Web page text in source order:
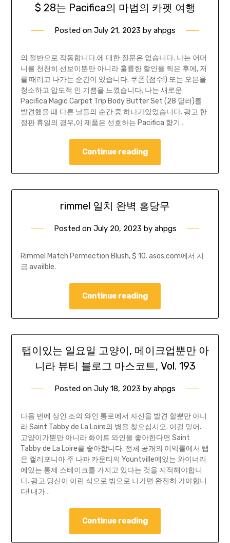
$ 28는 Pacifica의 마법의 카펫 여행
Posted on July 21, 2023 by ahpgs
의 절반으로 작동합니다.에 대한 질문은 없습니다. 나는 어머
니를 천천히 선보이뿐만 아니라 훌륭한 할인을 찍은 후에, 저
를 때리고 나가는 순간이 있습니다. 쿠폰 (점수!) 또는 오븐을
청소하고 압도적 인 기쁨을 느꼈습니다. 나는 새로운
Pacifica Magic Carpet Trip Body Butter Set (28 달러)를
발견했을 때 다른 날들의 순간 중 하나가있었습니다. 광고 한
정판 휴일의 경우,이 제품은 선호하는 Pacifica 향기…
Continue reading
rimmel 일치 완벽 홍당무
Posted on July 20, 2023 by ahpgs
Rimmel Match Permection Blush, $ 10. asos.com에서 지
금 availble.
Continue reading
탭이있는 일요일 고양이, 메이크업뿐만 아
니라 뷰티 블로그 마스코트, Vol. 193
Posted on July 18, 2023 by ahpgs
다음 번에 상인 조의 와인 통로에서 자신을 발견 할뿐만 아니
라 Saint Tabby de La Loire의 병을 찾으십시오. 이걸 믿어.
고양이가뿐만 아니라 화이트 와인을 좋아한다면 Saint
Tabby de La Loire를 좋아합니다. 전체 공개의 이익률에서 탭
은 캘리포니아 주 나파 카운티의 Yountville에있는 와이너리
에있는 통제 스테이크를 가지고 있다는 것을 지적해야합니
다. 광고 당신이 이런 식으로 밖으로 나가면 완전히 가야합니
다! 내가…
Continue reading